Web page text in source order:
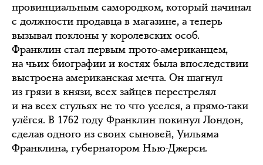
провинциальным самородком, который начинал
с должности продавца в магазине, а теперь
вызывал поклоны у королевских особ.
Франклин стал первым прото-американцем,
на чьих биографии и костях была впоследствии
выстроена американская мечта. Он шагнул
из грязи в князи, всех зайцев перестрелял
и на всех стульях не то что уселся, а прямо-таки
улёгся. В 1762 году Франклин покинул Лондон,
сделав одного из своих сыновей, Уильяма
Франклина, губернатором Нью-Джерси.